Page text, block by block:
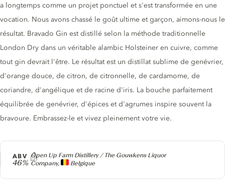
Producteur
Open Up Farm Distillery / The Gouwkens Liquor
Company,
Belgique
ABV
46%
a longtemps comme un projet ponctuel et s'est transformée en une
vocation. Nous avons chassé le goût ultime et garçon, aimons-nous le
résultat. Bravado Gin est distillé selon la méthode traditionnelle
London Dry dans un véritable alambic Holsteiner en cuivre, comme
tout gin devrait l'être. Le résultat est un distillat sublime de genévrier,
d'orange douce, de citron, de citronnelle, de cardamome, de
coriandre, d'angélique et de racine d'iris. La bouche parfaitement
équilibrée de genévrier, d'épices et d'agrumes inspire souvent la
bravoure. Embrassez-le et vivez pleinement votre vie.